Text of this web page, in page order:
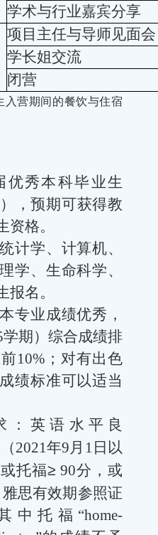
学术与行业嘉宾分享
项目主任与导师见面会
学长姐交流
闭营
入营期间的餐饮与住宿
优秀本科毕业生
，预期可获得教
格。
计学、计算机、
学、生命科学、
报名。
专业成绩优秀，
学期）综合成绩排
10% ；对有出色
绩标准可以适当
：英语水平良
2021年9月 1 日以
托福≥ 90分，或
思有效期参照证
中托福“home-